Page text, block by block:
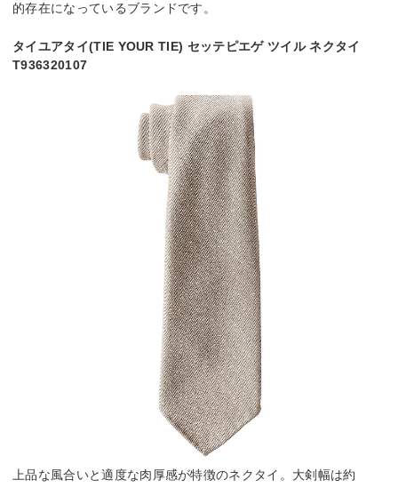
的存在になっているブランドです。
タイユアタイ(TIE YOUR TIE) セッテピエゲ ツイル ネクタイ
T936320107
上品な風合いと適度な肉厚感が特徴のネクタイ。大剣幅は約